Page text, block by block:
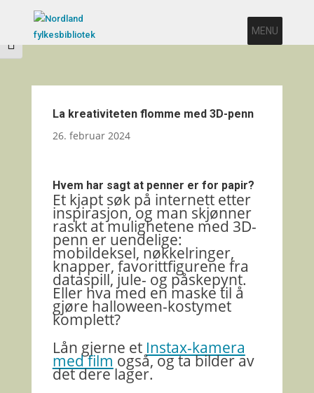
Veksle høykontrast
Veksle skriftstørrelse
MENU
La kreativiteten flomme med 3D-penn
26. februar 2024
Hvem har sagt at penner er for papir?
Et kjapt søk på internett etter
inspirasjon, og man skjønner
raskt at mulighetene med 3D-
penn er uendelige:
mobildeksel, nøkkelringer,
knapper, favorittfigurene fra
dataspill, jule- og påskepynt.
Eller hva med en maske til å
gjøre halloween-kostymet
komplett?
Lån gjerne et Instax-kamera
med film også, og ta bilder av
det dere lager.